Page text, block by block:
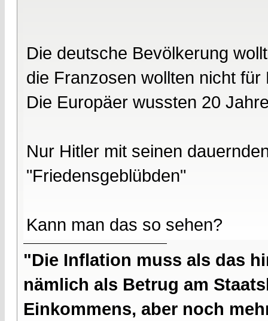
Die deutsche Bevölkerung
die Franzosen wollten nicht für
Die Europäer wussten 20
Nur Hitler mit seinen
"Friedensgeblübden"
Kann man das so sehen?
"Die Inflation muss als das
nämlich als Betrug am
Einkommens, aber noch